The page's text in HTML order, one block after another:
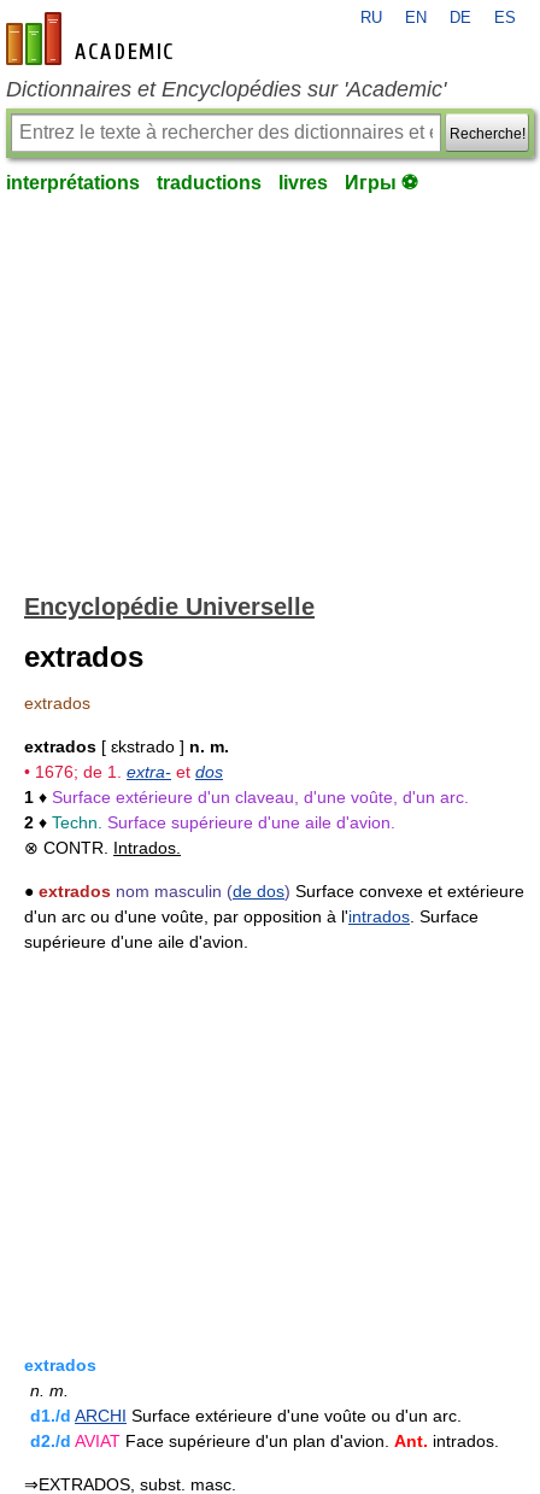
fr-academic.com
RU EN DE ES
Dictionnaires et Encyclopédies sur 'Academic'
Recherche!
interprétations traductions livres Игры ⚽
Encyclopédie Universelle
extrados
extrados
extrados [ ɛkstrado ] n. m.
• 1676; de 1. extra- et dos
1 ♦ Surface extérieure d'un claveau, d'une voûte, d'un arc.
2 ♦ Techn. Surface supérieure d'une aile d'avion.
⊗ CONTR. Intrados.
● extrados nom masculin (de dos) Surface convexe et extérieure
d'un arc ou d'une voûte, par opposition à l'intrados . Surface
supérieure d'une aile d'avion.
extrados
n. m.
d1./d ARCHI Surface extérieure d'une voûte ou d'un arc.
d2./d AVIAT Face supérieure d'un plan d'avion. Ant. intrados.
⇒EXTRADOS, subst. masc.